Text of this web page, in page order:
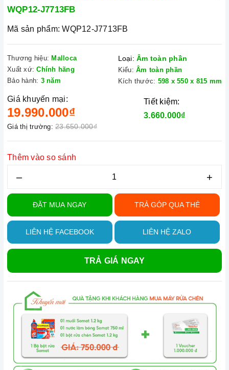
WQP12-J7713FB
Mã sản phẩm: WQP12-J7713FB
Thương hiệu: Malloca
Xuất xứ: Chính hãng
Bảo hành: 3 năm
Loại: Âm toàn phần
Kiểu: Âm toàn phần
Kích thước: 598 x 550 x 815 mm
Giá khuyến mại:
19.990.000₫
Giá thị trường: 23.650.000₫
Tiết kiệm:
3.660.000₫
Thêm vào so sánh
– +
ĐẶT MUA NGAY TRẢ GÓP QUA THẺ
LIÊN HỆ FACEBOOK LIÊN HỆ ZALO
TRẢ GIÁ NGAY